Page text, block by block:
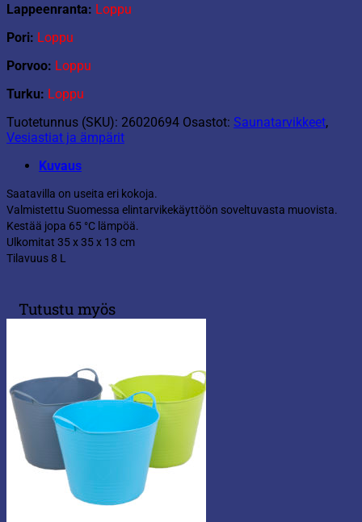
Lappeenranta: Loppu
Pori: Loppu
Porvoo: Loppu
Turku: Loppu
Tuotetunnus (SKU): 26020694 Osastot: Saunatarvikkeet,
Vesiastiat ja ämpärit
Kuvaus
Saatavilla on useita eri kokoja.
Valmistettu Suomessa elintarvikekäyttöön soveltuvasta muovista.
Kestää jopa 65 °C lämpöä.
Ulkomitat 35 x 35 x 13 cm
Tilavuus 8 L
Tutustu myös